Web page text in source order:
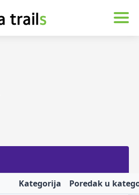
Kategorija Poredak u